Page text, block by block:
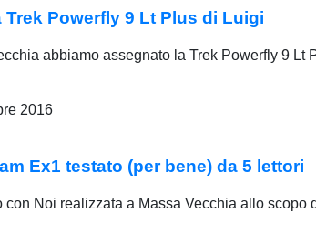
Trek Powerfly 9 Lt Plus di Luigi
abbiamo assegnato la Trek Powerfly 9
2016
Ex1 testato (per bene) da 5 lettori
con Noi realizzata a Massa Vecchia allo